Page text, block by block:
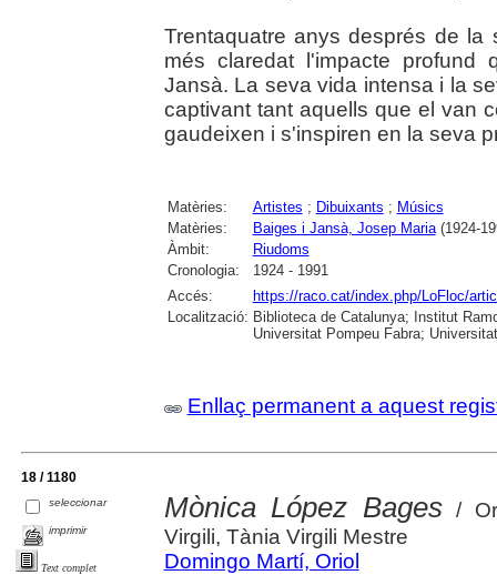
Trentaquatre anys després de la
més claredat l'impacte
Jansà. La seva vida intensa i la
captivant tant aquells que el van
gaudeixen i s'inspiren en la seva
Matèries: Artistes ; Dibuixants ; Músics
Matèries:
Baiges i Jansà, Josep Maria(1924-
Àmbit:
Riudoms
Cronologia:
1924 - 1991
Accés:
https://raco.cat/index.php/LoFloc/
Localització: Biblioteca de Catalunya; Institut
Universitat Pompeu Fabra;
Enllaç permanent a aquest
18 / 1180
seleccionar
imprimir
Text complet
Mònica López Bages /
Virgili, Tània Virgili Mestre
Domingo Martí, Oriol